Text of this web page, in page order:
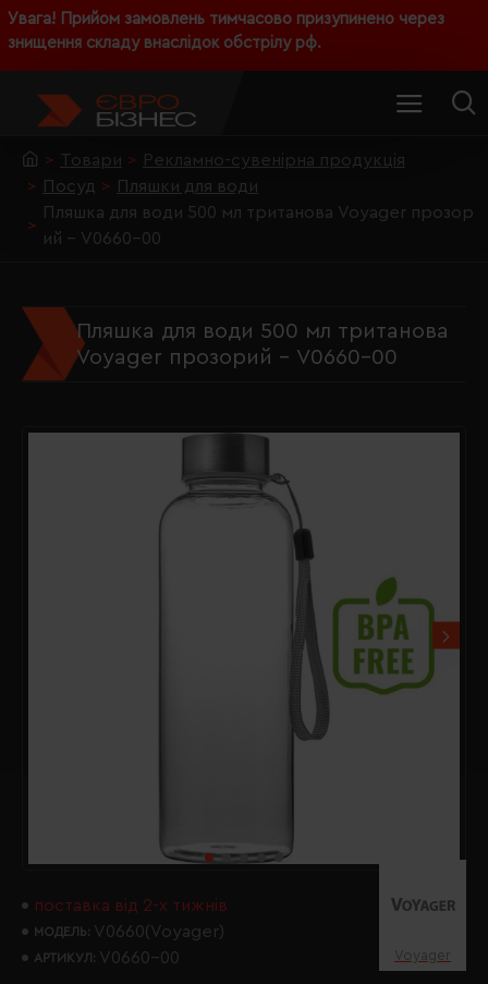
Увага! Прийом замовлень тимчасово призупинено через
знищення складу внаслідок обстрілу рф.
Товари
Рекламно-сувенірна продукція
Посуд
Пляшки для води
Пляшка для води 500 мл тританова Voyager прозор
ий - V0660-00
Пляшка для води 500 мл тританова
Voyager прозорий - V0660-00
поставка від 2-х тижнів
МОДЕЛЬ: V0660(Voyager)
АРТИКУЛ: V0660-00 Voyager